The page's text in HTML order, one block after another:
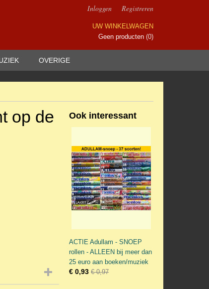
Inloggen Registreren
UW WINKELWAGEN
Geen producten (0)
OVERIGE
op de
Ook interessant
ACTIE Adullam - SNOEP
rollen - ALLEEN bij meer dan
25 euro aan boeken/muziek
€ 0,93 € 0,97